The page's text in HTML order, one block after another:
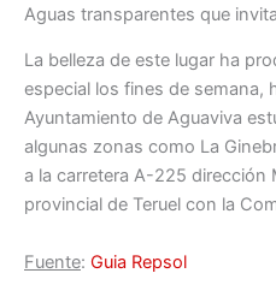
Aguas transparentes que
La belleza de este lugar ha
especial los fines de semana,
Ayuntamiento de Aguaviva
algunas zonas como La
a la carretera A-225 dirección
provincial de Teruel con la
Fuente: Guia Repsol